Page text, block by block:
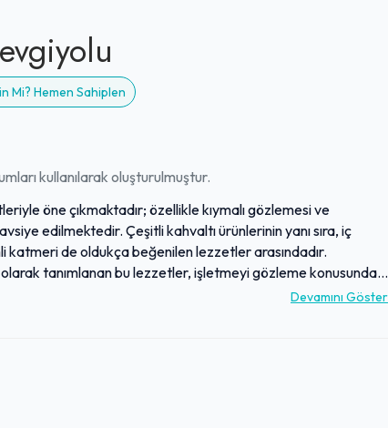
Mi? Hemen Sahiplen
kullanılarak oluşturulmuştur.
öne çıkmaktadır; özellikle kıymalı gözlemesi ve
edilmektedir. Çeşitli kahvaltı ürünlerinin yanı sıra, iç
de oldukça beğenilen lezzetler arasındadır.
tanımlanan bu lezzetler, işletmeyi gözleme konusunda
noktalarında şubeleri bulunan işletme, temiz ve nezih
Devamını Göster